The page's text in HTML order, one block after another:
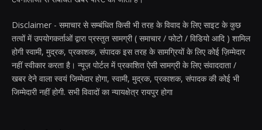
Disclaimer - समाचार से सम्बंधित किसी भी तरह के विवाद के लिए साइट के कुछ
तत्वों में उपयोगकर्ताओं द्वारा प्रस्तुत सामग्री ( समाचार / फोटो / विडियो आदि ) शामिल
होगी स्वामी, मुद्रक, प्रकाशक, संपादक इस तरह के सामग्रियों के लिए कोई ज़िम्मेदार
नहीं स्वीकार करता है। न्यूज़ पोर्टल में प्रकाशित ऐसी सामग्री के लिए संवाददाता /
खबर देने वाला स्वयं जिम्मेदार होगा, स्वामी, मुद्रक, प्रकाशक, संपादक की कोई भी
जिम्मेदारी नहीं होगी. सभी विवादों का न्यायक्षेत्र रायपुर होगा